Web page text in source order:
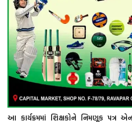
આ કાર્યક્રમમાં શિક્ષકોને નિમણૂક પત્ર